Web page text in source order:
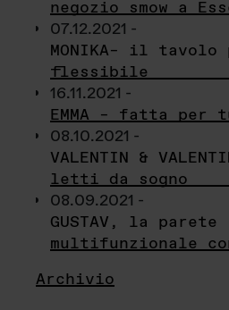
negozio smow a
07.12.2021 -
MONIKA– il tavolo
flessibile
16.11.2021 -
EMMA – fatta
08.10.2021 -
VALENTIN &
letti da sogno
08.09.2021 -
GUSTAV, la parete
multifunzionale
Archivio